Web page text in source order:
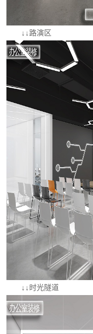
↓↓路演区
↓↓时光隧道